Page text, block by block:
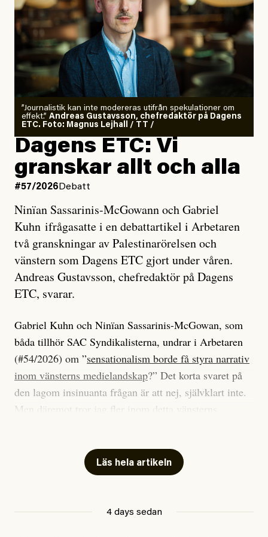
”Journalistik kan inte modereras utifrån spekulationer om
effekt.” Andreas Gustavsson, chefredaktör på Dagens
ETC. Foto: Magnus Lejhall / TT /
Dagens ETC: Vi
granskar allt och alla
#57/2026 Debatt
Ninïan Sassarinis-McGowann och Gabriel
Kuhn ifrågasatte i en debattartikel i Arbetaren
två granskningar av Palestinarörelsen och
vänstern som Dagens ETC gjort under våren.
Andreas Gustavsson, chefredaktör på Dagens
ETC, svarar.
Gabriel Kuhn och Ninïan Sassarinis-McGowan, som
båda tillhör SAC Syndikalisterna, undrar i Arbetaren
(#54/2026) om ”sensationalism borde få styra narrativ
inom vänsterns medielandskap?” Det korta svaret på
den lagom insinuanta frågan är att nej, självklart inte.
Men däremot tror jag fler inom detta vänsterns
journalistik som vänder sig till många snarare än att
jaga inbördes beundran. Det har i alla fall fungerat för
Läs hela artikeln
4 days sedan